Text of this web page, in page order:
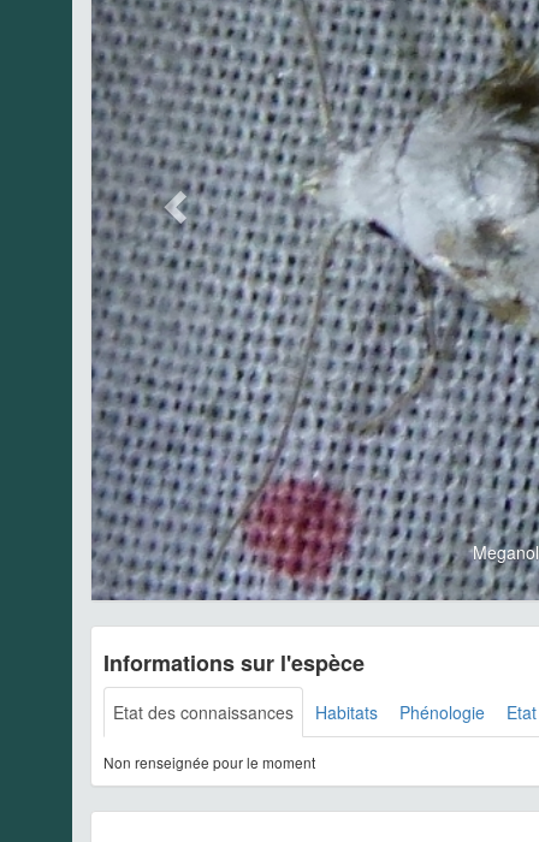
Informations sur l'espèce
Etat des connaissances Habitats Phénologie
Non renseignée pour le moment